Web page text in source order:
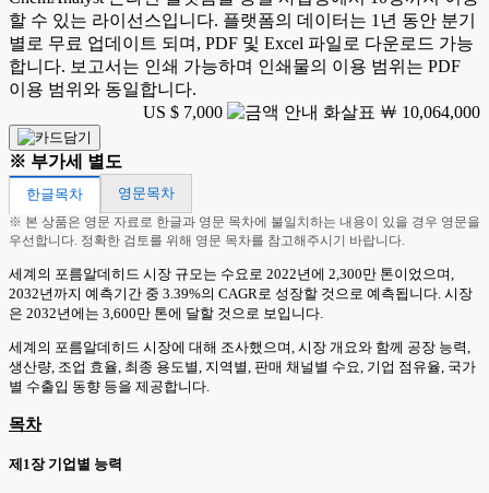
할 수 있는 라이선스입니다. 플랫폼의 데이터는 1년 동안 분기
별로 무료 업데이트 되며, PDF 및 Excel 파일로 다운로드 가능
합니다. 보고서는 인쇄 가능하며 인쇄물의 이용 범위는 PDF
이용 범위와 동일합니다.
US $ 7,000
￦ 10,064,000
※ 부가세 별도
한글목차 영문목차
※ 본 상품은 영문 자료로 한글과 영문 목차에 불일치하는 내용이 있을 경우 영문을
우선합니다. 정확한 검토를 위해 영문 목차를 참고해주시기 바랍니다.
세계의 포름알데히드 시장 규모는 수요로 2022년에 2,300만 톤이었으며,
2032년까지 예측기간 중 3.39%의 CAGR로 성장할 것으로 예측됩니다. 시장
은 2032년에는 3,600만 톤에 달할 것으로 보입니다.
세계의 포름알데히드 시장에 대해 조사했으며, 시장 개요와 함께 공장 능력,
생산량, 조업 효율, 최종 용도별, 지역별, 판매 채널별 수요, 기업 점유율, 국가
별 수출입 동향 등을 제공합니다.
목차
제1장 기업별 능력